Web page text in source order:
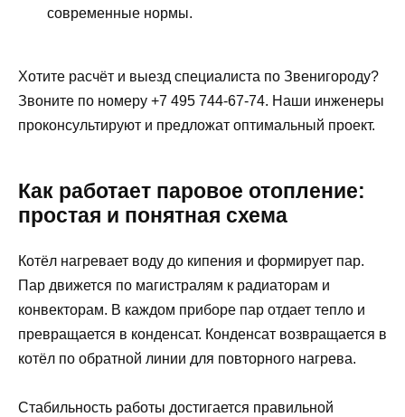
современные нормы.
Хотите расчёт и выезд специалиста по Звенигороду?
Звоните по номеру +7 495 744-67-74. Наши инженеры
проконсультируют и предложат оптимальный проект.
Как работает паровое отопление:
простая и понятная схема
Котёл нагревает воду до кипения и формирует пар.
Пар движется по магистралям к радиаторам и
конвекторам. В каждом приборе пар отдает тепло и
превращается в конденсат. Конденсат возвращается в
котёл по обратной линии для повторного нагрева.
Стабильность работы достигается правильной